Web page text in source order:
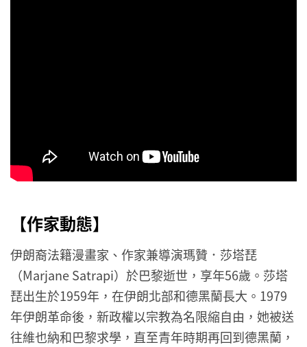
【作家動態】
伊朗裔法籍漫畫家、作家兼導演瑪贊．莎塔琵
（Marjane Satrapi）於巴黎逝世，享年56歲。莎塔
琵出生於1959年，在伊朗北部和德黑蘭長大。1979
年伊朗革命後，新政權以宗教為名限縮自由，她被送
往維也納和巴黎求學，直至青年時期再回到德黑蘭，